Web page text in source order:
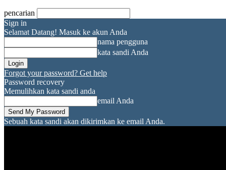
pencarian
Sign in
Selamat Datang! Masuk ke akun Anda
nama pengguna
kata sandi Anda
Forgot your password? Get help
Password recovery
Memulihkan kata sandi anda
email Anda
Sebuah kata sandi akan dikirimkan ke email Anda.